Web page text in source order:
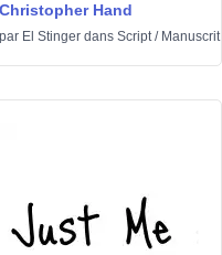
Christopher Hand
par El Stinger dans Script/ Manuscrit